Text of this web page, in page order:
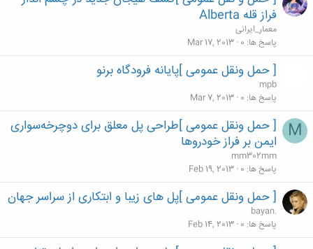
فراز قله Alberta
معمار_ایرانی
پاسخ ها 0
Mar 17, 2013
[ حمل ونقل عمومی ]پایانه فرودگاه برنو
mpb
پاسخ ها 0
Mar 7, 2013
M
[ حمل ونقل عمومی ]طراحی پل معلق برای دوچرخه‌سواری
ایمن بر فراز خودروها
mm302mm
پاسخ ها 0
Feb 19, 2013
[ حمل ونقل عمومی ]پل های زیبا و ابتکاری از سراسر جهان
bayan.
پاسخ ها 0
Feb 14, 2013